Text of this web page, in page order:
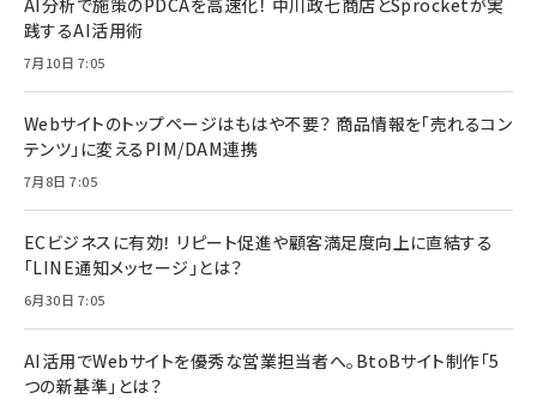
践するAI活用術
7月10日 7:05
Webサイトのトップページはもはや不要？ 商品情報を「売れるコン
テンツ」に変えるPIM/DAM連携
7月8日 7:05
ECビジネスに有効！ リピート促進や顧客満足度向上に直結する
「LINE通知メッセージ」とは？
6月30日 7:05
AI活用でWebサイトを優秀な営業担当者へ。BtoBサイト制作「5
つの新基準」とは？